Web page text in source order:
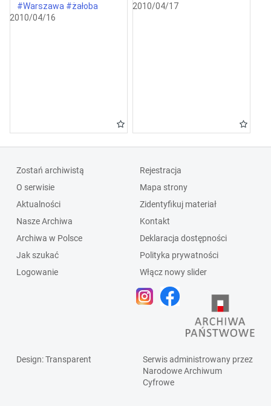
katastrofie
lotniczej w
#Warszawa #żałoba
2010/04/16
katastrofie
2010/04/17
Zostań archiwistą
O serwisie
Aktualności
Nasze Archiwa
Archiwa w Polsce
Jak szukać
Logowanie
Rejestracja
Mapa strony
Zidentyfikuj materiał
Kontakt
Deklaracja dostępności
Polityka prywatności
Włącz nowy slider
Design: Transparent
Serwis administrowany przez
Narodowe Archiwum
Cyfrowe